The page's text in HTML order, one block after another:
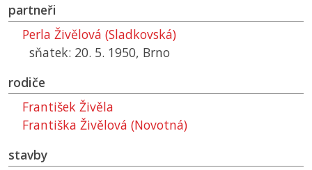
partneři
Perla Živělová (Sladkovská)
sňatek: 20. 5. 1950, Brno
rodiče
František Živěla
Františka Živělová (Novotná)
stavby